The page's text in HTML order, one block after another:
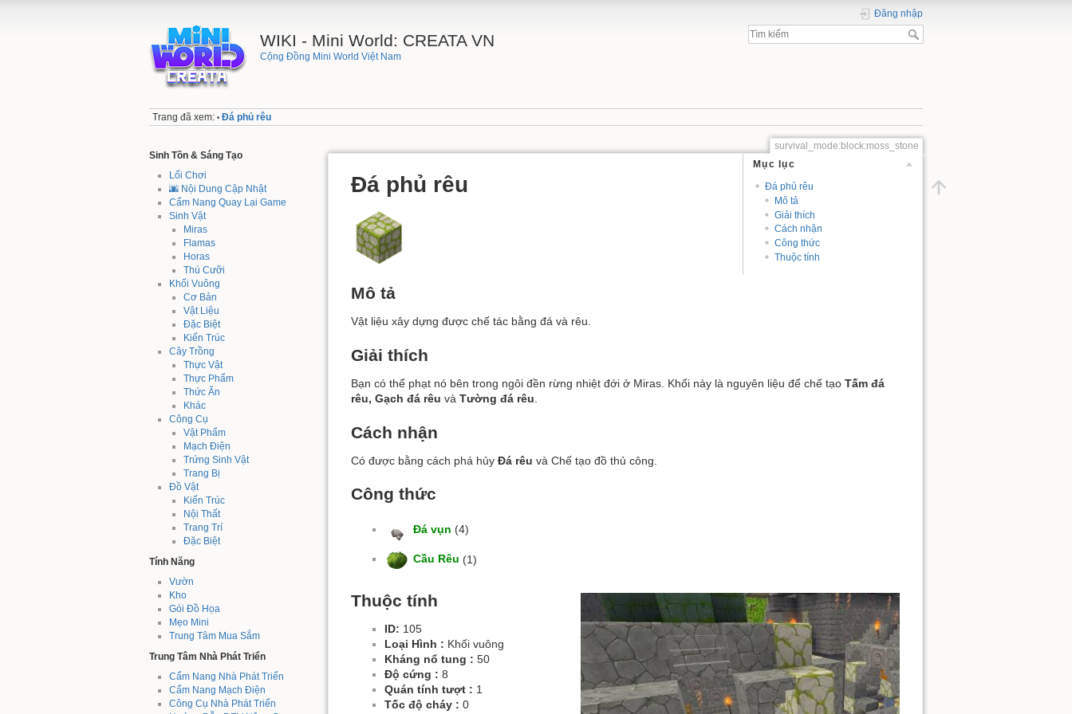
WIKI - Mini World: CREATA VN
Cộng Đồng Mini World Việt Nam
Đăng nhập
Trang đã xem: • Đá phủ rêu
Sinh Tồn & Sáng Tạo
Lối Chơi
🌆 Nội Dung Cập Nhật
Cẩm Nang Quay Lại Game
Sinh Vật
Miras
Flamas
Horas
Thú Cưỡi
Khối Vuông
Cơ Bản
Vật Liệu
Đặc Biệt
Kiến Trúc
Cây Trồng
Thực Vật
Thực Phẩm
Thức Ăn
Khác
Công Cụ
Vật Phẩm
Mạch Điện
Trứng Sinh Vật
Trang Bị
Đồ Vật
Kiến Trúc
Nội Thất
Trang Trí
Đặc Biệt
Tính Năng
Vườn
Kho
Gói Đồ Họa
Mẹo Mini
Trung Tâm Mua Sắm
Trung Tâm Nhà Phát Triển
Cẩm Nang Nhà Phát Triển
Cẩm Nang Mạch Điện
Công Cụ Nhà Phát Triển
survival_mode:block:moss_stone
Mục lục
Đá phủ rêu
Mô tả
Giải thích
Cách nhận
Công thức
Thuộc tính
Đá phủ rêu
Mô tả
Vật liệu xây dựng được chế tác bằng đá và rêu.
Giải thích
Bạn có thể phạt nó bên trong ngôi đền rừng nhiệt đới ở Miras. Khối này là nguyên liệu để chế tạo Tấm đá
rêu, Gạch đá rêu và Tường đá rêu
Cách nhận
Có được bằng cách phá hủy Đá rêu và Chế tạo đồ thủ công.
Công thức
Đá vụn (4)
Cầu Rêu (1)
Thuộc tính
ID: 105
Loại Hình : Khối vuông
Kháng nổ tung : 50
Độ cứng : 8
Quán tính tượt : 1
Tốc độ cháy : 0